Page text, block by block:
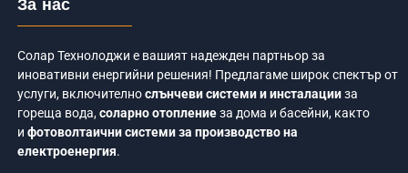
За нас
Солар Технолоджи е вашият надежден партньор за
иновативни енергийни решения! Предлагаме широк спектър от
услуги, включителнослънчеви системи и инсталацииза
гореща вода,соларно отоплениеза дома и басейни, както
и фотоволтаични системи за производство на
електроенергия.